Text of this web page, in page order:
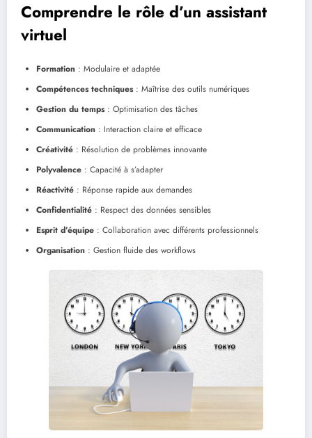
Comprendre le rôle d’un assistant
virtuel
Formation : Modulaire et adaptée
Compétences techniques: Maîtrise des outils numériques
Gestion du temps: Optimisation des tâches
Communication : Interaction claire et efficace
Créativité : Résolution de problèmes innovante
Polyvalence : Capacité à s’adapter
Réactivité : Réponse rapide aux demandes
Confidentialité : Respect des données sensibles
Esprit d’équipe : Collaboration avec différents professionnels
Organisation : Gestion fluide des workflows